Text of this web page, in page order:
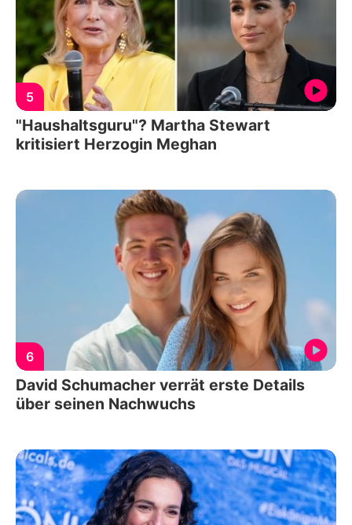
5
"Haushaltsguru"? Martha Stewart
kritisiert Herzogin Meghan
6
David Schumacher verrät erste Details
über seinen Nachwuchs